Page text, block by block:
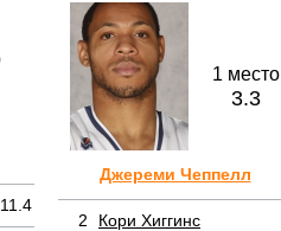
11.4
1 место
3.3
Джереми Чеппелл
2 Кори Хиггинс